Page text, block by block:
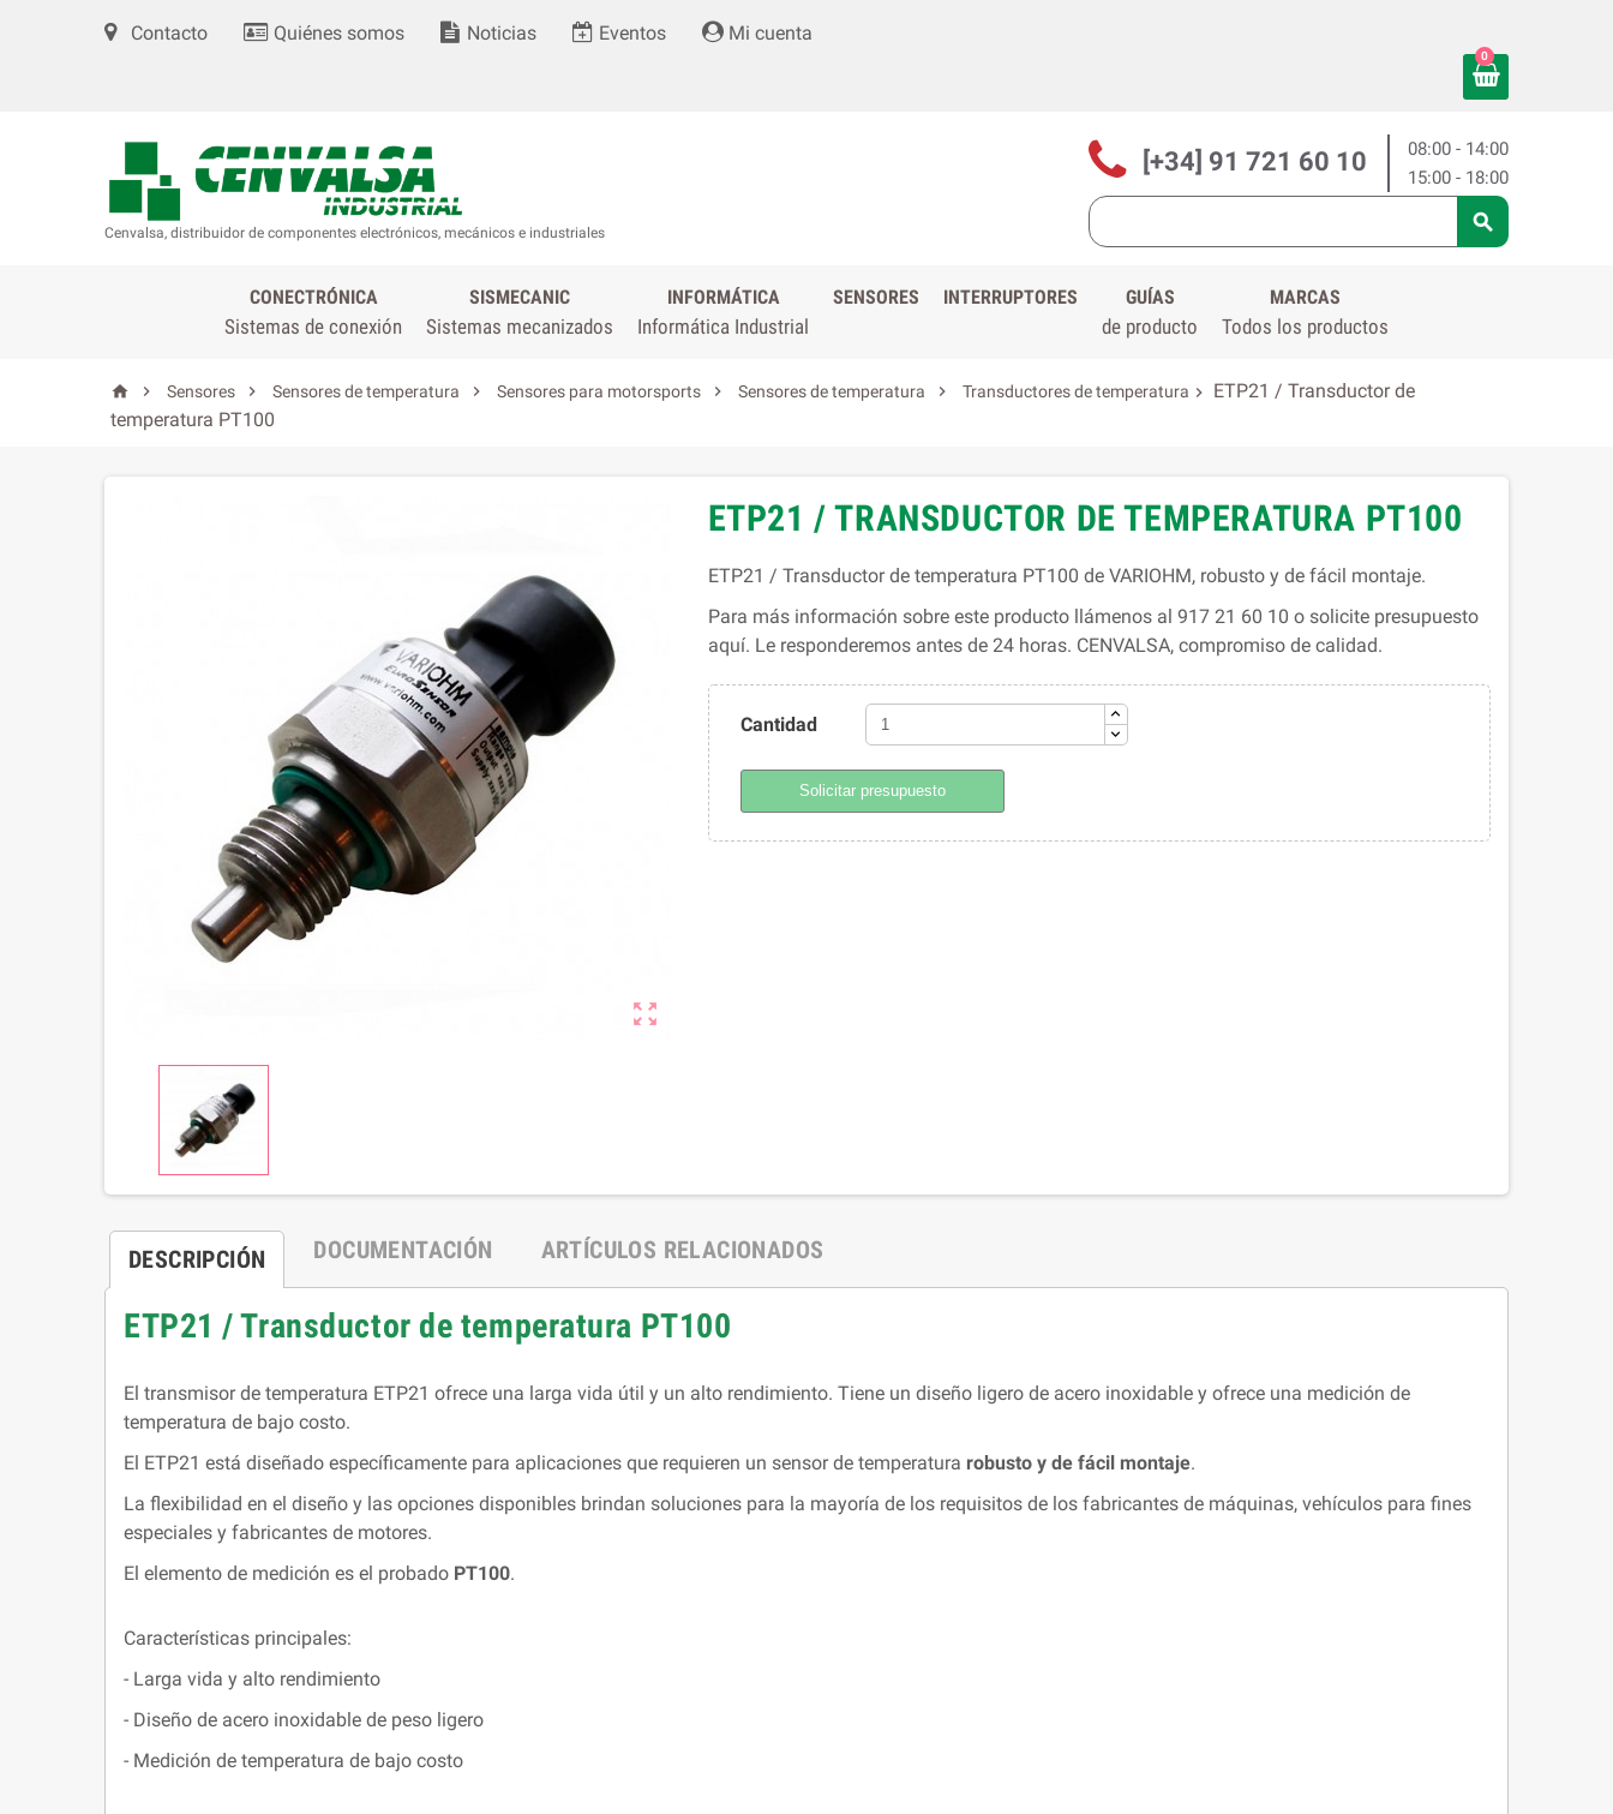
Contacto Quiénes somos Noticias Eventos Mi cuenta
0
Cenvalsa, distribuidor de componentes electrónicos, mecánicos e industriales
08:00 - 14:00
15:00 - 18:00
[+34] 91 721 60 10

CONECTRÓNICA
Sistemas de conexión
SISMECANIC
Sistemas mecanizados
INFORMÁTICA
Informática Industrial
SENSORES INTERRUPTORES GUÍAS
de producto
MARCAS
Todos los productos
  Sensores  Sensores de temperatura  Sensores para motorsports  Sensores de temperatura  Transductores de temperatura 
ETP21 / Transductor de
temperatura PT100

ETP21 / TRANSDUCTOR DE TEMPERATURA PT100
ETP21 / Transductor de temperatura PT100 de VARIOHM, robusto y de fácil montaje.
Para más información sobre este producto llámenos al 917 21 60 10 o solicite presupuesto
aquí. Le responderemos antes de 24 horas. CENVALSA, compromiso de calidad.
Cantidad
Solicitar presupuesto
DESCRIPCIÓN DOCUMENTACIÓN ARTÍCULOS RELACIONADOS
ETP21 / Transductor de temperatura PT100
El transmisor de temperatura ETP21 ofrece una larga vida útil y un alto rendimiento. Tiene un diseño ligero de acero inoxidable y ofrece una medición de
temperatura de bajo costo.
El ETP21 está diseñado específicamente para aplicaciones que requieren un sensor de temperatura robusto y de fácil montaje.
La flexibilidad en el diseño y las opciones disponibles brindan soluciones para la mayoría de los requisitos de los fabricantes de máquinas, vehículos para fines
especiales y fabricantes de motores.
El elemento de medición es el probado PT100.
Características principales:
- Larga vida y alto rendimiento
- Diseño de acero inoxidable de peso ligero
- Medición de temperatura de bajo costo